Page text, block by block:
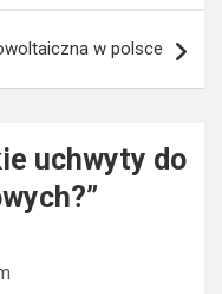
w polsce
uchwyty do
”